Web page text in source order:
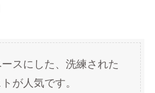
スにした、洗練された
が人気です。